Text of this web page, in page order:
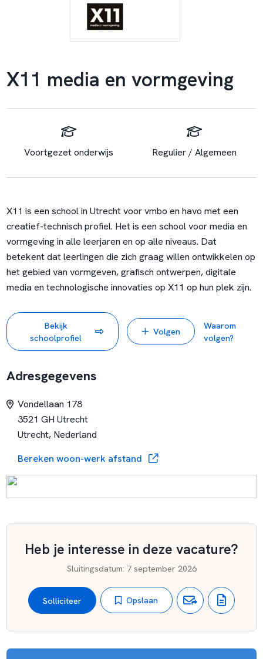
X11 media en vormgeving
Voortgezet onderwijs Regulier / Algemeen
X11 is een school in Utrecht voor vmbo en havo met een
creatief-technisch profiel. Het is een school voor media en
vormgeving in alle leerjaren en op alle niveaus. Dat
betekent dat leerlingen die zich graag willen ontwikkelen op
het gebied van vormgeven, grafisch ontwerpen, digitale
media en technologische innovaties op X11 op hun plek zijn.
Bekijk
schoolprofiel
Volgen
Waarom
volgen?
Adresgegevens
Vondellaan 178
3521 GH Utrecht
Utrecht, Nederland
Bereken woon-werk afstand
Heb je interesse in deze vacature?
Sluitingsdatum: 7 september 2026
Solliciteer Opslaan